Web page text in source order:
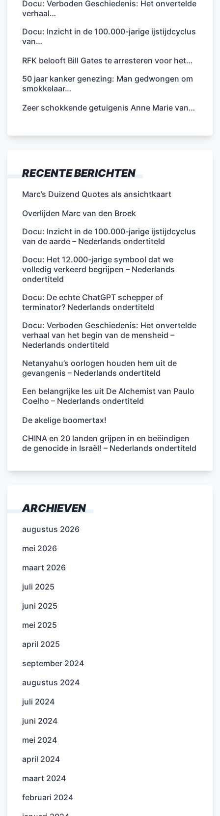
Docu: Verboden Geschiedenis: Het onvertelde
verhaal…
Docu: Inzicht in de 100.000-jarige ijstijdcyclus
van…
RFK belooft Bill Gates te arresteren voor het…
50 jaar kanker genezing: Man gedwongen om
smokkelaar…
Zeer schokkende getuigenis Anne Marie van…
RECENTE BERICHTEN
Marc’s Duizend Quotes als ansichtkaart
Overlijden Marc van den Broek
Docu: Inzicht in de 100.000-jarige ijstijdcyclus
van de aarde – Nederlands ondertiteld
Docu: Het 12.000-jarige symbool dat we
volledig verkeerd begrijpen – Nederlands
ondertiteld
Docu: De echte ChatGPT schepper of
terminator? Nederlands ondertiteld
Docu: Verboden Geschiedenis: Het onvertelde
verhaal van het begin van de mensheid –
Nederlands ondertiteld
Netanyahu’s oorlogen houden hem uit de
gevangenis – Nederlands ondertiteld
Een belangrijke les uit De Alchemist van Paulo
Coelho – Nederlands ondertiteld
De akelige boomertax!
CHINA en 20 landen grijpen in en beëindigen
de genocide in Israël! – Nederlands ondertiteld
ARCHIEVEN
augustus 2026
mei 2026
maart 2026
juli 2025
juni 2025
mei 2025
april 2025
september 2024
augustus 2024
juli 2024
juni 2024
mei 2024
april 2024
maart 2024
februari 2024